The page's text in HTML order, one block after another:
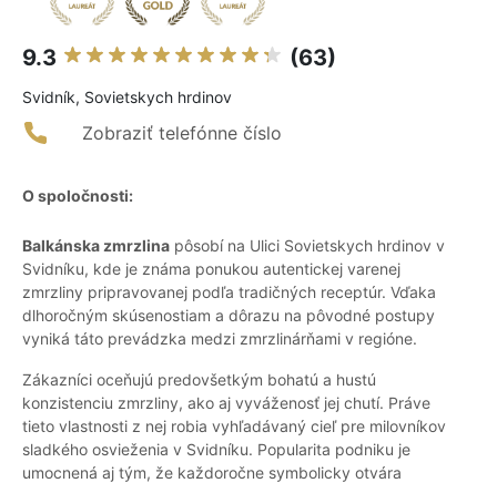
9.3 (63)
Svidník, Sovietskych hrdinov
Zobraziť telefónne číslo
O spoločnosti:
Balkánska zmrzlina pôsobí na Ulici Sovietskych hrdinov v
Svidníku, kde je známa ponukou autentickej varenej
zmrzliny pripravovanej podľa tradičných receptúr. Vďaka
dlhoročným skúsenostiam a dôrazu na pôvodné postupy
vyniká táto prevádzka medzi zmrzlinárňami v regióne.
Zákazníci oceňujú predovšetkým bohatú a hustú
konzistenciu zmrzliny, ako aj vyváženosť jej chutí. Práve
tieto vlastnosti z nej robia vyhľadávaný cieľ pre milovníkov
sladkého osvieženia v Svidníku. Popularita podniku je
umocnená aj tým, že každoročne symbolicky otvára